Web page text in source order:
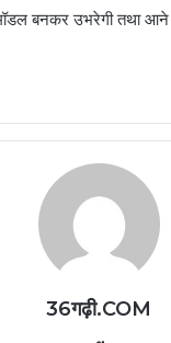
बनकर उभरेगी तथा आने
36गढ़ी.COM